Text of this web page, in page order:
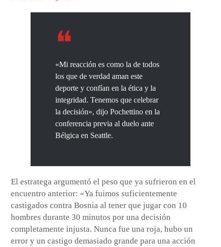
«Mi reacción es como la de todos
los que de verdad aman este
deporte y confían en la ética y la
integridad. Tenemos que celebrar
la decisión», dijo Pochettino en la
conferencia previa al duelo ante
Bélgica en Seattle.
El estratega argumentó el peso que ya sufrieron en el
encuentro anterior: «Ya fuimos suficientemente
castigados contra Bosnia al tener que jugar con 10
hombres durante 30 minutos por una decisión
completamente injusta. Nunca fue una roja, hubo un
error y un castigo demasiado grande para una acción